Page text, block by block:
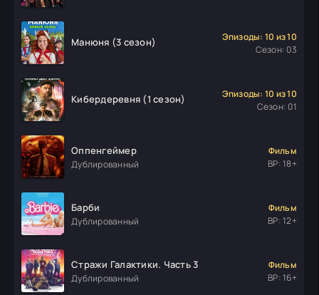
Манюня (3 сезон)
Эпизоды: 10 из 10
Сезон: 03
Кибердеревня (1 сезон)
Эпизоды: 10 из 10
Сезон: 01
Оппенгеймер
Дублированный
Фильм
ВР: 18+
Барби
Дублированный
Фильм
ВР: 12+
Стражи Галактики. Часть 3
Дублированный
Фильм
ВР: 16+